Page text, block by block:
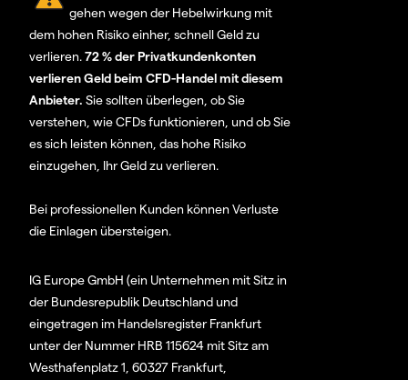
gehen wegen der Hebelwirkung mit
dem hohen Risiko einher, schnell Geld zu
verlieren.72 % der Privatkundenkonten
verlieren Geld beim CFD-Handel mit diesem
Anbieter. Sie sollten überlegen, ob Sie
verstehen, wie CFDs funktionieren, und ob Sie
es sich leisten können, das hohe Risiko
einzugehen, Ihr Geld zu verlieren.
Bei professionellen Kunden können Verluste
die Einlagen übersteigen.
IG Europe GmbH (ein Unternehmen mit Sitz in
der Bundesrepublik Deutschland und
eingetragen im Handelsregister Frankfurt
unter der Nummer HRB 115624 mit Sitz am
Westhafenplatz 1, 60327 Frankfurt,